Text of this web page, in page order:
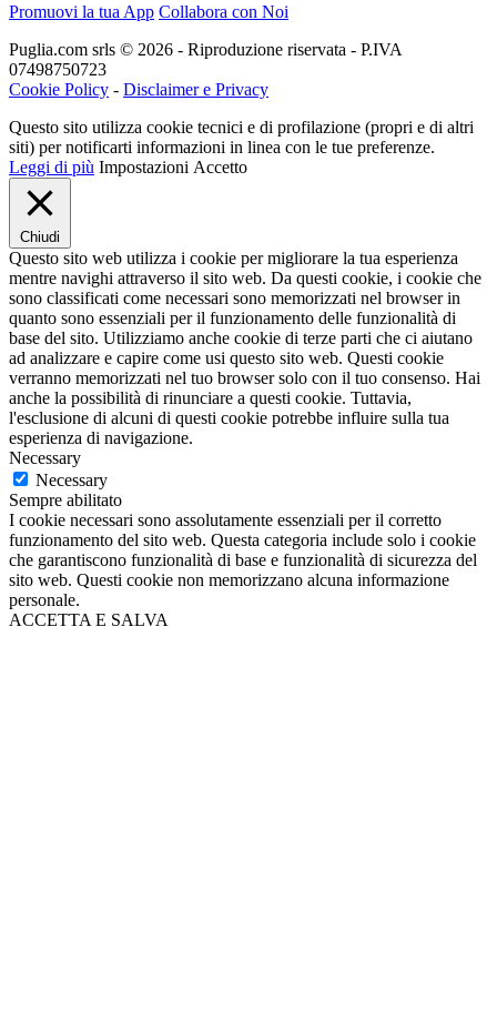
Promuovi la tua App Collabora con Noi
Puglia.com srls © 2026 - Riproduzione riservata - P.IVA
07498750723
Cookie Policy - Disclaimer e Privacy
Questo sito utilizza cookie tecnici e di profilazione (propri e di altri
siti) per notificarti informazioni in linea con le tue preferenze.
Leggi di più Impostazioni Accetto
Chiudi
Questo sito web utilizza i cookie per migliorare la tua esperienza
mentre navighi attraverso il sito web. Da questi cookie, i cookie che
sono classificati come necessari sono memorizzati nel browser in
quanto sono essenziali per il funzionamento delle funzionalità di
base del sito. Utilizziamo anche cookie di terze parti che ci aiutano
ad analizzare e capire come usi questo sito web. Questi cookie
verranno memorizzati nel tuo browser solo con il tuo consenso. Hai
anche la possibilità di rinunciare a questi cookie. Tuttavia,
l'esclusione di alcuni di questi cookie potrebbe influire sulla tua
esperienza di navigazione.
Necessary
Necessary
Sempre abilitato
I cookie necessari sono assolutamente essenziali per il corretto
funzionamento del sito web. Questa categoria include solo i cookie
che garantiscono funzionalità di base e funzionalità di sicurezza del
sito web. Questi cookie non memorizzano alcuna informazione
personale.
ACCETTA E SALVA